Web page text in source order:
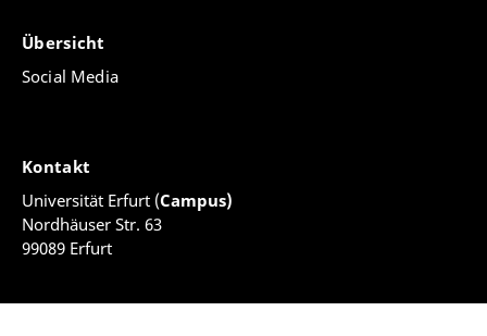
Übersicht
Social Media
Kontakt
Universität Erfurt (Campus)
Nordhäuser Str. 63
99089 Erfurt